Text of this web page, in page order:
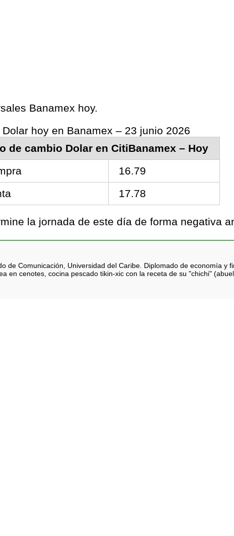
Banamex hoy.
Dolar hoy en Banamex – 23 junio 2026
de cambio Dolar en CitiBanamex – Hoy
16.79
17.78
la jornada de este día de forma negativa
de Comunicación, Universidad del Caribe. Diplomado de economía y
en cenotes, cocina pescado tikin-xic con la receta de su "chichi"